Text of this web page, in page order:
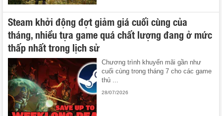
Steam khởi động đợt giảm giá cuối cùng của
tháng, nhiều tựa game quá chất lượng đang ở mức
thấp nhất trong lịch sử
Chương trình khuyến mãi gần như
cuối cùng trong tháng 7 cho các game
thủ ...
28/07/2026